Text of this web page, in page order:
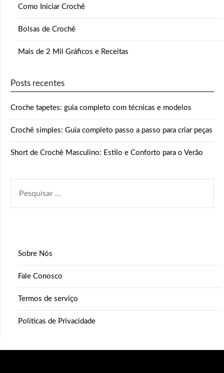
Como Iniciar Crochê
Bolsas de Crochê
Mais de 2 Mil Gráficos e Receitas
Posts recentes
Croche tapetes: guia completo com técnicas e modelos
Crochê simples: Guia completo passo a passo para criar peças
Short de Crochê Masculino: Estilo e Conforto para o Verão
POR:
Sobre Nós
Fale Conosco
Termos de serviço
Políticas de Privacidade